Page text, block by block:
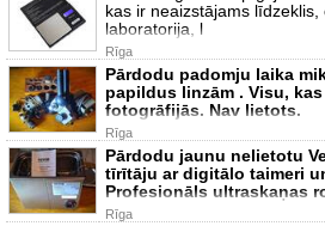
kas ir neaizstājams līdzeklis,
laboratorija, l
Rīga
Pārdodu padomju laika
papildus linzām . Visu,
fotogrāfijās. Nav lietots.
Rīga
Pārdodu jaunu nelietotu
tīrītāju ar digitālo taimeri
Profesionāls ultraskaņas
Rīga